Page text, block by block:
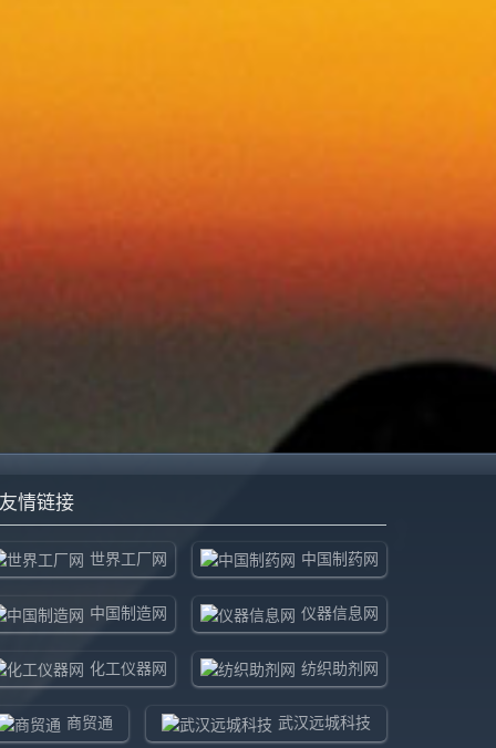
情链接
世界工厂网 中国制药网
中国制造网 仪器信息网
化工仪器网 纺织助剂网
商贸通 武汉远城科技